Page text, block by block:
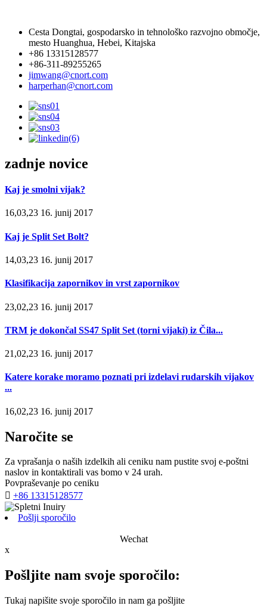
Cesta Dongtai, gospodarsko in tehnološko razvojno območje,
mesto Huanghua, Hebei, Kitajska
+86 13315128577
+86-311-89255265
jimwang@cnort.com
harperhan@cnort.com
zadnje novice
Kaj je smolni vijak?
16,03,23 16. junij 2017
Kaj je Split Set Bolt?
14,03,23 16. junij 2017
Klasifikacija zapornikov in vrst zapornikov
23,02,23 16. junij 2017
TRM je dokončal SS47 Split Set (torni vijaki) iz Čila...
21,02,23 16. junij 2017
Katere korake moramo poznati pri izdelavi rudarskih vijakov
...
16,02,23 16. junij 2017
Naročite se
Za vprašanja o naših izdelkih ali ceniku nam pustite svoj e-poštni
naslov in kontaktirali vas bomo v 24 urah.
Povpraševanje po ceniku
 +86 13315128577
Pošlji sporočilo
Wechat
x
Pošljite nam svoje sporočilo:
Tukaj napišite svoje sporočilo in nam ga pošljite